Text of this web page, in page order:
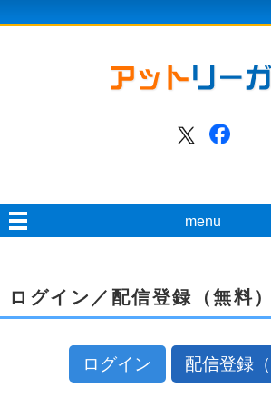
menu
ログイン／配信登録（無料）
ログイン 配信登録（